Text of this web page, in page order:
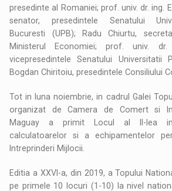
presedinte al Romaniei; prof. univ. dr. ing.
senator, presedintele Senatului
Bucuresti (UPB); Radu Chiurtu,
Ministerul Economiei; prof. univ.
vicepresedintele Senatului Universitatii
Bogdan Chiritoiu, presedintele Consiliului
Tot in luna noiembrie, in cadrul Galei
organizat de Camera de Comert si
Maguay a primit Locul al II-lea in
calculatoarelor si a echipamentelor
Intreprinderi Mijlocii.
Editia a XXVI-a, din 2019, a Topului
pe primele 10 locuri (1-10) la nivel